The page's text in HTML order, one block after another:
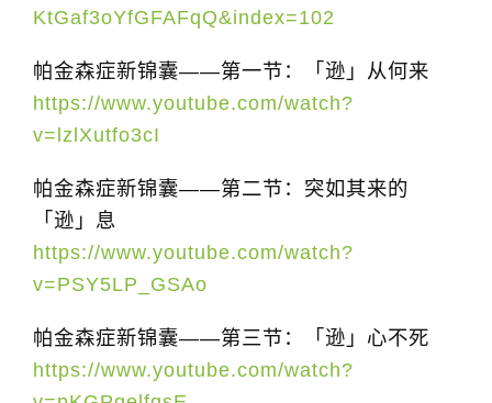
KtGaf3oYfGFAFqQ&index=102
帕金森症新锦囊——第一节：「逊」从何来
https://www.youtube.com/watch?
v=lzlXutfo3cI
帕金森症新锦囊——第二节：突如其来的
「逊」息
https://www.youtube.com/watch?
v=PSY5LP_GSAo
帕金森症新锦囊——第三节：「逊」心不死
https://www.youtube.com/watch?